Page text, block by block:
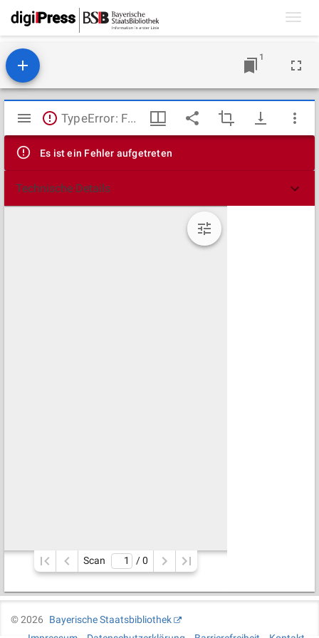
1
Mirador
Viewer
TypeError: Failed to fetch
Es ist ein Fehler aufgetreten
Technische Details
Scan / 0
©2026
Bayerische Staatsbibliothek